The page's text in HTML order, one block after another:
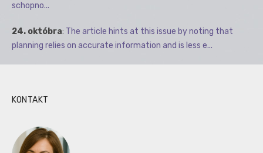
schopno...
24. októbra: The article hints at this issue by noting that
planning relies on accurate information and is less e...
KONTAKT